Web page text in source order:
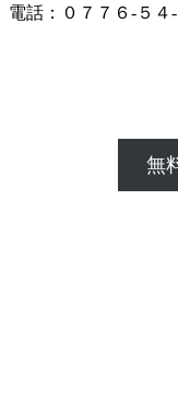
電話：０７７６-５４
無